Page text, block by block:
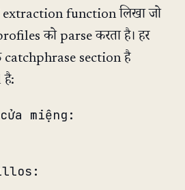
extraction function लिखा जो
को parse करता है। हर
section है
है:
miệng: